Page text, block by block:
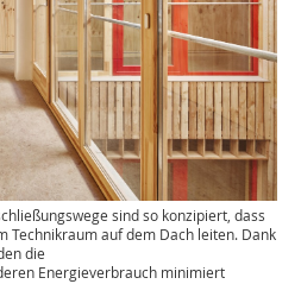
sind so konzipiert, dass
Technik­raum auf dem Dach leiten. Dank
die
Energieverbrauch minimiert